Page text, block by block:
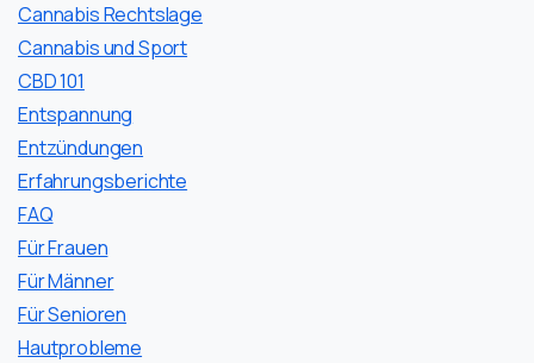
Cannabis Rechtslage
Cannabis und Sport
CBD 101
Entspannung
Entzündungen
Erfahrungsberichte
FAQ
Für Frauen
Für Männer
Für Senioren
Hautprobleme